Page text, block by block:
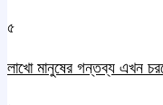
৫
লাখো মানুষের গন্তব্য এখন